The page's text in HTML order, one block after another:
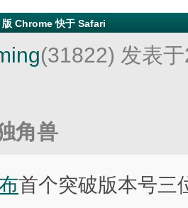
Chrome 快于 Safari
(31822) 发表
角兽
首个突破版本号三